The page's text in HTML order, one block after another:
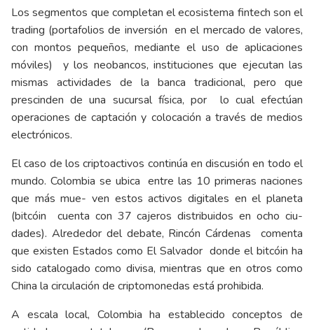
Los segmentos que completan el ecosistema fintech son el
trading (portafolios de inversión en el mercado de valores,
con montos pequeños, mediante el uso de aplicaciones
móviles) y los neobancos, instituciones que ejecutan las
mismas actividades de la banca tradicional, pero que
prescinden de una sucursal física, por lo cual efectúan
operaciones de captación y colocación a través de medios
electrónicos.
El caso de los criptoactivos continúa en discusión en todo el
mundo. Colombia se ubica entre las 10 primeras naciones
que más mue- ven estos activos digitales en el planeta
(bitcóin cuenta con 37 cajeros distribuidos en ocho ciu-
dades). Alrededor del debate, Rincón Cárdenas comenta
que existen Estados como El Salvador donde el bitcóin ha
sido catalogado como divisa, mientras que en otros como
China la circulación de criptomonedas está prohibida.
A escala local, Colombia ha establecido conceptos de